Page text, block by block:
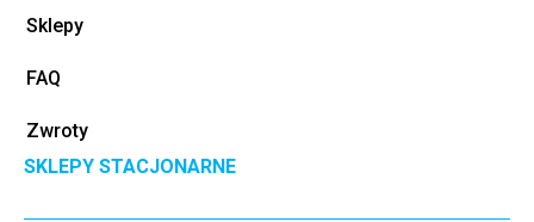
Sklepy
FAQ
Zwroty
SKLEPY STACJONARNE